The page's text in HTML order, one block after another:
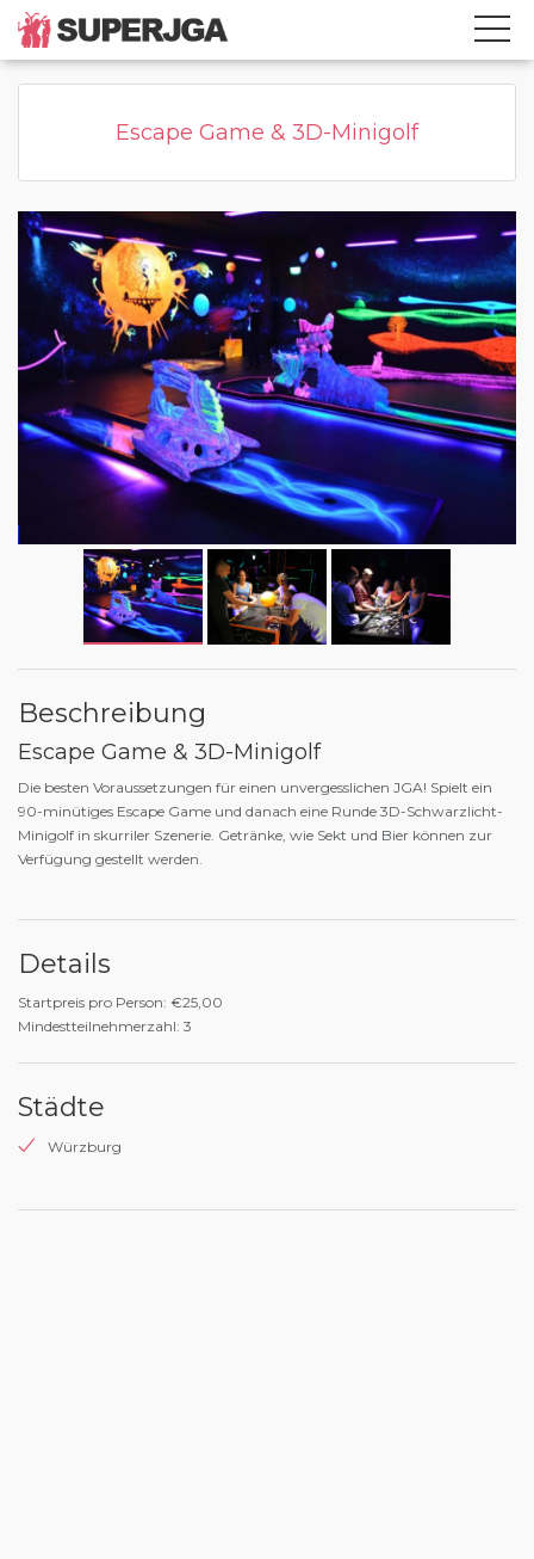
Home Kategorie Page active
Escape Game & 3D-Minigolf
Beschreibung
Escape Game & 3D-Minigolf
Die besten Voraussetzungen für einen unvergesslichen JGA! Spielt ein
90-minütiges Escape Game und danach eine Runde 3D-Schwarzlicht-
Minigolf in skurriler Szenerie. Getränke, wie Sekt und Bier können zur
Verfügung gestellt werden.
Details
Startpreis pro Person: €25,00
Mindestteilnehmerzahl: 3
Städte
Würzburg